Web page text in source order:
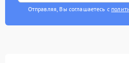
Отправляя, Вы соглашаетесь с